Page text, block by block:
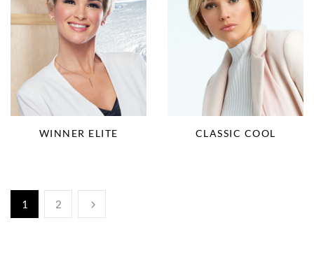
WINNER ELITE CLASSIC COOL
1 2